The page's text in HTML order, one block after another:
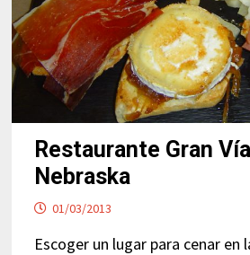
Restaurante Gran
Nebraska
01/03/2013
Escoger un lugar para cenar en